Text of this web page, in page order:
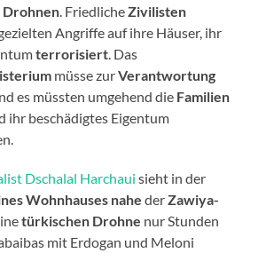
. FriedlicheZivilisten
Angriffe auf ihre Häuser, ihr
terrorisiert . Das
müsse zurVerantwortung
es müssten umgehend die Familien
ihr beschädigtes Eigentum
Dschalal Harchaui sieht in der
Wohnhauses nahe derZawiya-
türkischen Drohne nur Stunden
mit Erdogan und Meloni